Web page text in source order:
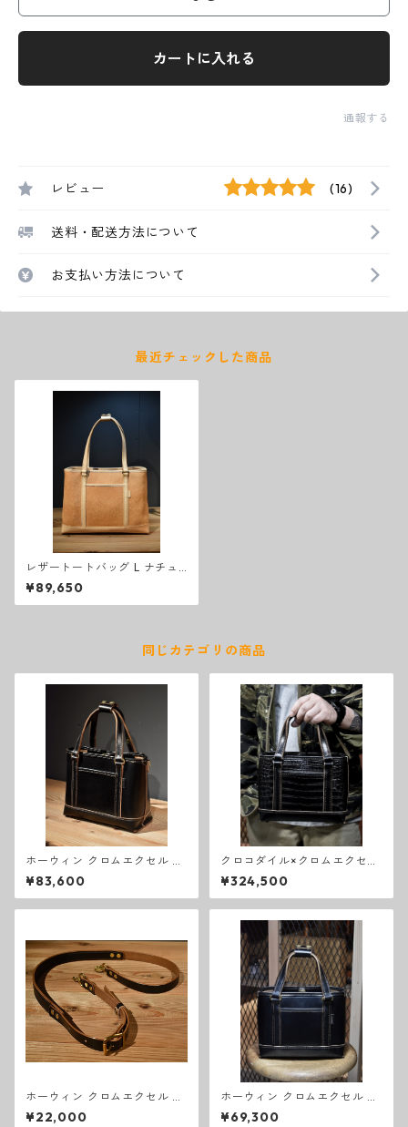
カートに入れる
通報する
レビュー (16)
送料・配送方法について
お支払い方法について
最近チェックした商品
レザートートバッグ L ナチュ
ラル
¥89,650
同じカテゴリの商品
ホーウィン クロムエクセル ト
ートバッグ M
¥83,600
クロコダイル×クロムエクセル
トートバッグS
¥324,500
ホーウィン クロムエクセル シ
ョルダーストラップ
¥22,000
ホーウィン クロムエクセル ト
ートバッグ S
¥69,300